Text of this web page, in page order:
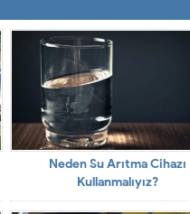
Neden Su Arıtma Cihazı
Kullanmalıyız?